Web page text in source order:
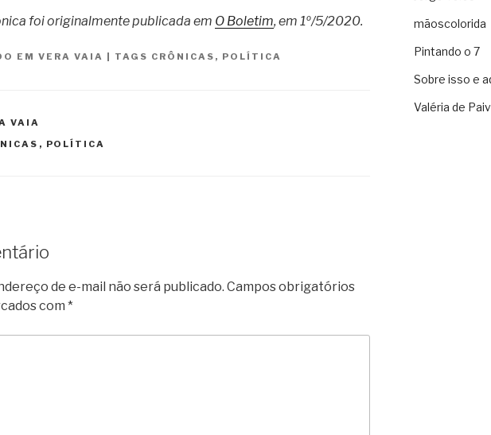
foi originalmente publicada em O Boletim, em 1º/5/2020.
EM VERA VAIA | TAGS CRÔNICAS , POLÍTICA
VAIA
, POLÍTICA
de e-mail não será publicado. Campos obrigatórios
com *
mãoscolorida
Pintando o 7
Sobre isso e
Valéria de